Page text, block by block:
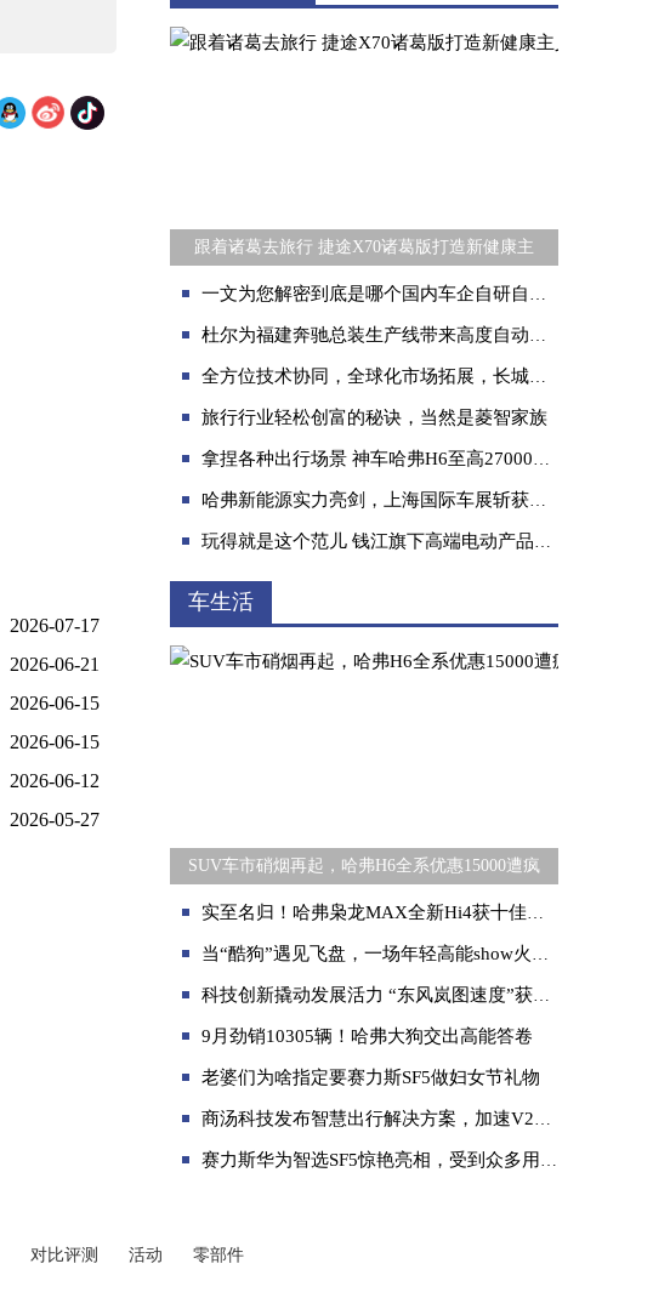
2026-07-17
2026-06-21
2026-06-15
2026-06-15
2026-06-12
2026-05-27
跟着诸葛去旅行 捷途X70诸葛版打造新健康主
一文为您解密到底是哪个国内车企自研自产了首款高阶智能驾驶系统
杜尔为福建奔驰总装生产线带来高度自动化与柔性
全方位技术协同，全球化市场拓展，长城汽车与奥托立夫合作进入新阶段
旅行行业轻松创富的秘诀，当然是菱智家族
拿捏各种出行场景 神车哈弗H6至高27000元优惠
哈弗新能源实力亮剑，上海国际车展斩获多项大奖
玩得就是这个范儿 钱江旗下高端电动产品崭露头角
车生活
SUV车市硝烟再起，哈弗H6全系优惠15000遭疯
实至名归！哈弗枭龙MAX全新Hi4获十佳发动机及混合动力系统奖项
当“酷狗”遇见飞盘，一场年轻高能show火爆上演
科技创新撬动发展活力 “东风岚图速度”获《人民日报》关注
9月劲销10305辆！哈弗大狗交出高能答卷
老婆们为啥指定要赛力斯SF5做妇女节礼物
商汤科技发布智慧出行解决方案，加速V2X产业创新
赛力斯华为智选SF5惊艳亮相，受到众多用户追捧
对比评测 活动 零部件